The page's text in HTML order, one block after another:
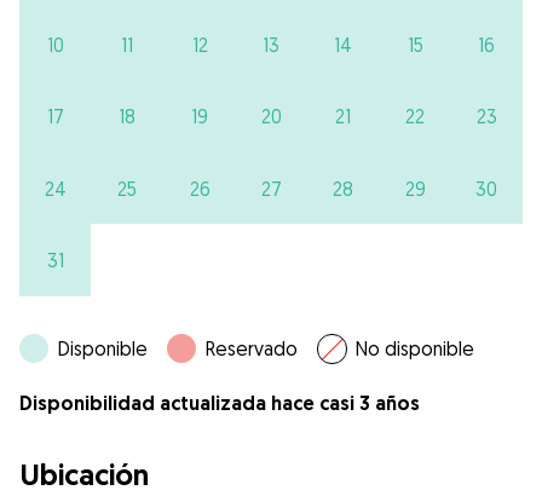
10 11 12 13 14 15 16
17 18 19 20 21 22 23
24 25 26 27 28 29 30
31
Disponible Reservado No disponible
Disponibilidad actualizada hace casi 3 años
Ubicación